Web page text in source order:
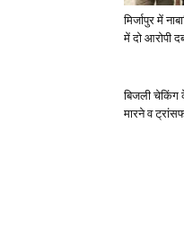
मिर्जापुर में
में दो आरोपी
बिजली चेकिंग
मारने व